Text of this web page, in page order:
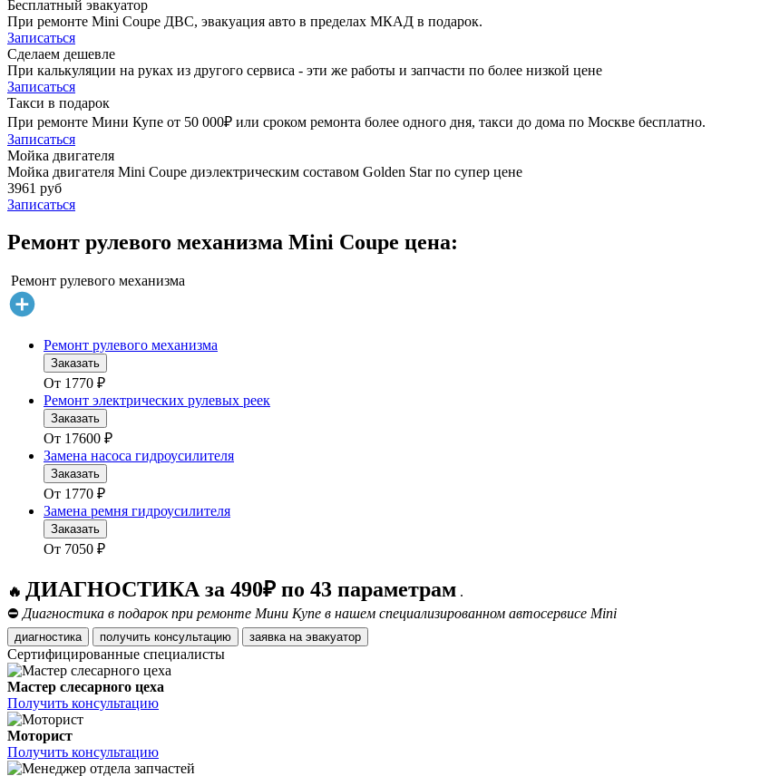
Бесплатный эвакуатор
При ремонте Mini Coupe ДВС, эвакуация авто в пределах МКАД в подарок.
Записаться
Сделаем дешевле
При калькуляции на руках из другого сервиса - эти же работы и запчасти по более низкой цене
Записаться
Такси в подарок
При ремонте Мини Купе от 50 000₽ или сроком ремонта более одного дня, такси до дома по Москве бесплатно.
Записаться
Мойка двигателя
Мойка двигателя Mini Coupe диэлектрическим составом Golden Star по супер цене
3961 руб
Записаться
Ремонт рулевого механизма Mini Coupe цена:
Ремонт рулевого механизма
Ремонт рулевого механизма
Заказать
От 1770 ₽
Ремонт электрических рулевых реек
Заказать
От 17600 ₽
Замена насоса гидроусилителя
Заказать
От 1770 ₽
Замена ремня гидроусилителя
Заказать
От 7050 ₽
🔥 ДИАГНОСТИКА за 490₽ по 43 параметрам .
⛔ Диагностика в подарок при ремонте Мини Купе в нашем специализированном автосервисе Mini
диагностика получить консультацию заявка на эвакуатор
Сертифицированные специалисты
Мастер слесарного цеха
Получить консультацию
Моторист
Получить консультацию